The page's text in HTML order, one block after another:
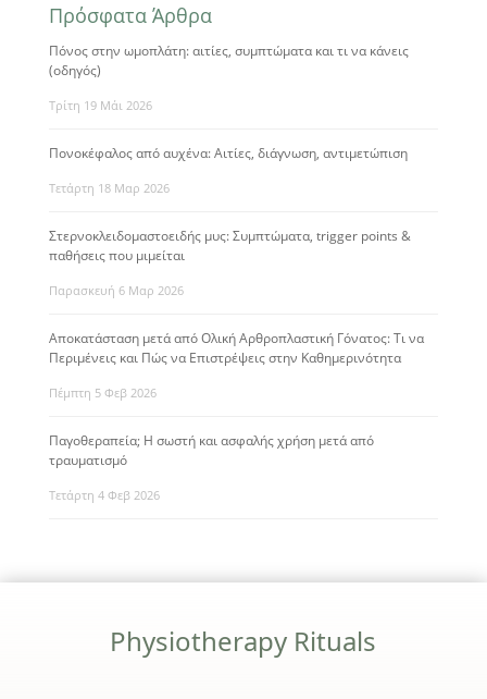
Πρόσφατα Άρθρα
Πόνος στην ωμοπλάτη: αιτίες, συμπτώματα και τι να κάνεις
(οδηγός)
Τρίτη 19 Μάι 2026
Πονοκέφαλος από αυχένα: Αιτίες, διάγνωση, αντιμετώπιση
Τετάρτη 18 Μαρ 2026
Στερνοκλειδομαστοειδής μυς: Συμπτώματα, trigger points &
παθήσεις που μιμείται
Παρασκευή 6 Μαρ 2026
Αποκατάσταση μετά από Ολική Αρθροπλαστική Γόνατος: Τι να
Περιμένεις και Πώς να Επιστρέψεις στην Καθημερινότητα
Πέμπτη 5 Φεβ 2026
Παγοθεραπεία; Η σωστή και ασφαλής χρήση μετά από
τραυματισμό
Τετάρτη 4 Φεβ 2026
Physiotherapy Rituals